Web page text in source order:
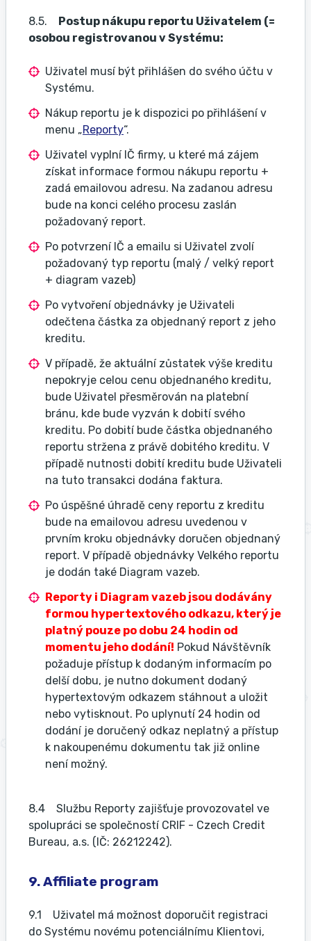
8.5. Postup nákupu reportu Uživatelem (=
osobou registrovanou v Systému:
Uživatel musí být přihlášen do svého účtu v
Systému.
Nákup reportu je k dispozici po přihlášení v
menu „Reporty“.
Uživatel vyplní IČ firmy, u které má zájem
získat informace formou nákupu reportu +
zadá emailovou adresu. Na zadanou adresu
bude na konci celého procesu zaslán
požadovaný report.
Po potvrzení IČ a emailu si Uživatel zvolí
požadovaný typ reportu (malý / velký report
+ diagram vazeb)
Po vytvoření objednávky je Uživateli
odečtena částka za objednaný report z jeho
kreditu.
V případě, že aktuální zůstatek výše kreditu
nepokryje celou cenu objednaného kreditu,
bude Uživatel přesměrován na platební
bránu, kde bude vyzván k dobití svého
kreditu. Po dobití bude částka objednaného
reportu stržena z právě dobitého kreditu. V
případě nutnosti dobití kreditu bude Uživateli
na tuto transakci dodána faktura.
Po úspěšné úhradě ceny reportu z kreditu
bude na emailovou adresu uvedenou v
prvním kroku objednávky doručen objednaný
report. V případě objednávky Velkého reportu
je dodán také Diagram vazeb.
Reporty i Diagram vazeb jsou dodávány
formou hypertextového odkazu, který je
platný pouze po dobu 24 hodin od
momentu jeho dodání! Pokud Návštěvník
požaduje přístup k dodaným informacím po
delší dobu, je nutno dokument dodaný
hypertextovým odkazem stáhnout a uložit
nebo vytisknout. Po uplynutí 24 hodin od
dodání je doručený odkaz neplatný a přístup
k nakoupenému dokumentu tak již online
není možný.
8.4 Službu Reporty zajišťuje provozovatel ve
spolupráci se společností CRIF - Czech Credit
Bureau, a.s. (IČ: 26212242).
9. Affiliate program
9.1 Uživatel má možnost doporučit registraci
do Systému novému potenciálnímu Klientovi,